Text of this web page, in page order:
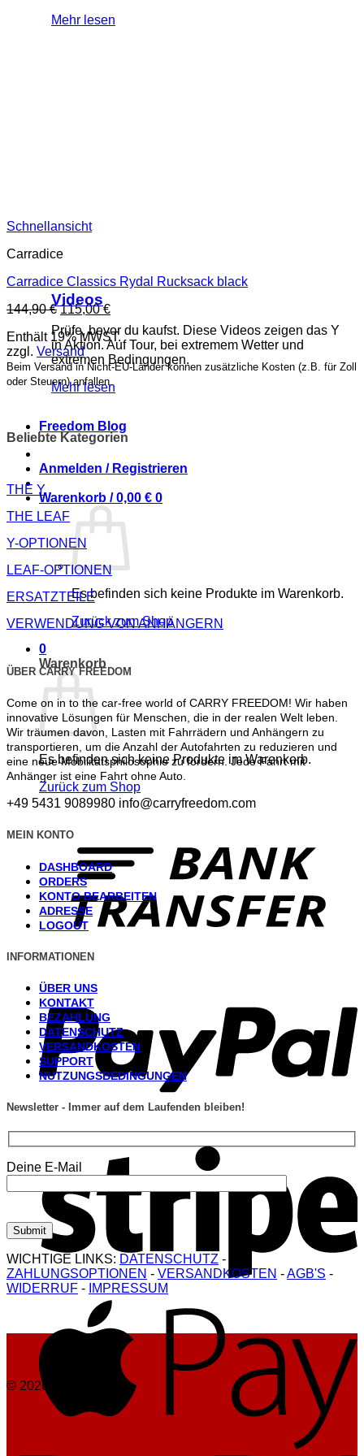
Mehr lesen
Videos
Prüfe, bevor du kaufst. Diese Videos zeigen das Y
in Aktion. Auf Tour, bei extremem Wetter und
extremen Bedingungen.
Mehr lesen
Freedom Blog
Anmelden / Registrieren
Warenkorb /0,00 € 0
Es befinden sich keine Produkte im Warenkorb.
Zurück zum Shop
0
Warenkorb
Es befinden sich keine Produkte im Warenkorb.
Zurück zum Shop
Schnellansicht
Carradice
Carradice Classics Rydal Rucksack black
144,90€Ursprünglicher
Preis
war:
144,90 €
115,00€Aktueller
Preis
ist:
115,00 €.
Enthält 19% MWST.
zzgl. Versand
Beim Versand in Nicht-EU-Länder können zusätzliche Kosten (z.B. für Zoll
oder Steuern) anfallen.
Beliebte Kategorien
THE Y
THE LEAF
Y-OPTIONEN
LEAF-OPTIONEN
ERSATZTEILE
VERWENDUNG VON ANHÄNGERN
ÜBER CARRY FREEDOM
Come on in to the car-free world of CARRY FREEDOM! Wir haben
innovative Lösungen für Menschen, die in der realen Welt leben.
Wir träumen davon, Lasten mit Fahrrädern und Anhängern zu
transportieren, um die Anzahl der Autofahrten zu reduzieren und
eine neue Mobilitätsphilosophie zu fördern. Jede Fahrt mit
Anhänger ist eine Fahrt ohne Auto.
+49 5431 9089980 info@carryfreedom.com
MEIN KONTO
DASHBOARD
ORDERS
KONTO BEARBEITEN
ADRESSE
LOGOUT
INFORMATIONEN
ÜBER UNS
KONTAKT
BEZAHLUNG
DATENSCHUTZ
VERSANDKOSTEN
SUPPORT
NUTZUNGSBEDINGUNGEN
Newsletter - Immer auf dem Laufenden bleiben!
Deine E-Mail
WICHTIGE LINKS: DATENSCHUTZ -
ZAHLUNGSOPTIONEN - VERSANDKOSTEN -AGB'S -
WIDERRUF - IMPRESSUM
© 2026 USED GmbH